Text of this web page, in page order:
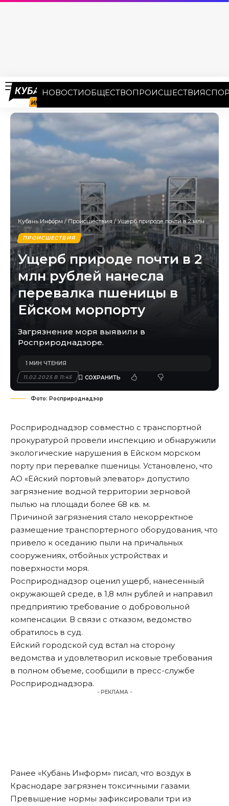
НОВОСТИОБЩЕСТВОПРОИСШЕСТВИЯ
Кубань Информ / Происшествия/Ущерб природе почти в 2 млн рублей нанесла перевалка пшеницы в Ейском морпорту
ПРОИСШЕСТВИЯ
Ущерб природе почти в 2
млн рублей нанесла
перевалка пшеницы в
Ейском морпорту
Загрязнение моря выявили в
Росприроднадзоре.
11.02.2025 В 11:45
1 МИН ЧТЕНИЯ
Фото: Росприроднадзор
Росприроднадзор совместно с транспортной
прокуратурой провели инспекцию и обнаружили
экологические нарушения в Ейском морском
порту при перевалке пшеницы. Установлено, что
АО «Ейский портовый элеватор» допустило
загрязнение водной территории зерновой
пылью на площади более 68 кв. м.
Причиной загрязнения стало некорректное
размещение транспортерного оборудования, что
привело к оседанию пыли на причальных
сооружениях, отбойных устройствах и
поверхности моря.
Росприроднадзор оценил ущерб, нанесенный
окружающей среде, в 1,8 млн рублей и направил
предприятию требование о добровольной
компенсации. В связи с отказом, ведомство
обратилось в суд.
Ейский городской суд встал на сторону
ведомства и удовлетворил исковые требования
в полном объеме, сообщили в пресс-службе
Росприроднадзора.
- РЕКЛАМА -
Ранее «Кубань Информ» писал, что воздух в
Краснодаре загрязнен токсичными газами.
Превышение нормы зафиксировали три из